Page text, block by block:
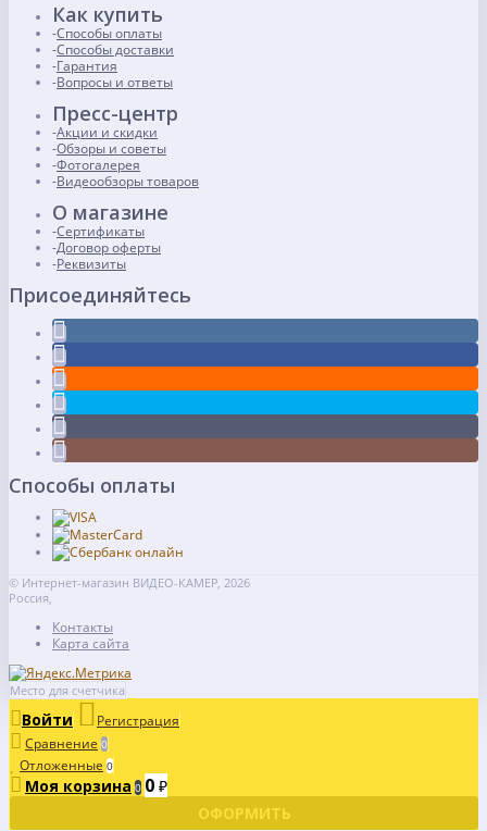
Как купить
Способы оплаты
Способы доставки
Гарантия
Вопросы и ответы
Пресс-центр
Акции и скидки
Обзоры и советы
Фотогалерея
Видеообзоры товаров
О магазине
Сертификаты
Договор оферты
Реквизиты
Присоединяйтесь
Способы оплаты
© Интернет-магазин ВИДЕО-КАМЕР, 2026
Россия,
Контакты
Карта сайта
Место для счетчика
Войти
Регистрация
Сравнение 0
Отложенные 0
Моя корзина 0 0 ₽
ОФОРМИТЬ